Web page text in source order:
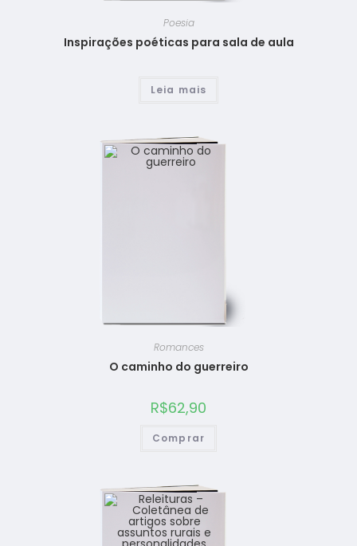
Poesia
Inspirações poéticas para sala de aula
Leia mais
Romances
O caminho do guerreiro
R$62,90
Comprar